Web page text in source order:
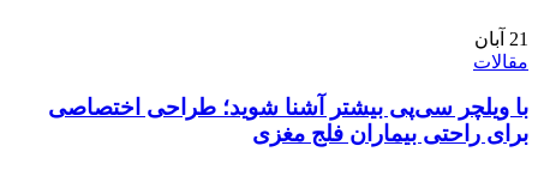
21 آبان
مقالات
با ویلچر سی‌پی بیشتر آشنا شوید؛ طراحی اختصاصی
برای راحتی بیماران فلج مغزی